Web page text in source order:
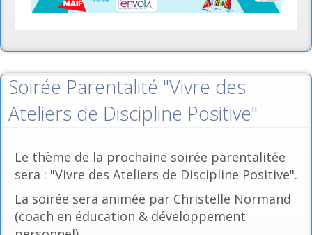
Soirée Parentalité "Vivre des
Ateliers de Discipline Positive"
Le thème de la prochaine soirée parentalitée
sera : "Vivre des Ateliers de Discipline Positive".
La soirée sera animée par Christelle Normand
(coach en éducation & développement